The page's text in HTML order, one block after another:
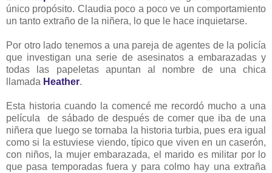
único propósito. Claudia poco a poco ve un comportamiento
un tanto extraño de la niñera, lo que le hace inquietarse.
Por otro lado tenemos a una pareja de agentes de la policía
que investigan una serie de asesinatos a embarazadas y
todas las papeletas apuntan al nombre de una chica
llamada Heather.
Esta historia cuando la comencé me recordó mucho a una
película de sábado de después de comer que iba de una
niñera que luego se tornaba la historia turbia, pues era igual
como si la estuviese viendo, típico que viven en un caserón,
con niños, la mujer embarazada, el marido es militar por lo
que pasa temporadas fuera y para colmo hay una extraña